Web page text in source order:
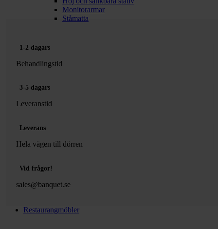
Monitorarmar
Ståmatta
1-2 dagars
Behandlingstid
3-5 dagars
Leveranstid
Leverans
Hela vägen till dörren
Vid frågor!
sales@banquet.se
Restaurangmöbler